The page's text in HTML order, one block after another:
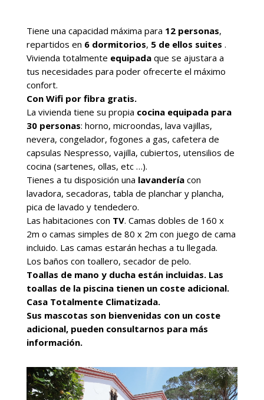
Tiene una capacidad máxima para 12 personas,
repartidos en 6 dormitorios, 5 de ellos suites .
Vivienda totalmente equipadaque se ajustara a
tus necesidades para poder ofrecerte el máximo
confort.
Con Wifi por fibra gratis.
La vivienda tiene su propia cocina equipada para
30 personas: horno, microondas, lava vajillas,
nevera, congelador, fogones a gas, cafetera de
capsulas Nespresso, vajilla, cubiertos, utensilios de
cocina (sartenes, ollas, etc …).
Tienes a tu disposición una lavanderíacon
lavadora, secadoras, tabla de planchar y plancha,
pica de lavado y tendedero.
Las habitaciones con TV. Camas dobles de 160 x
2m o camas simples de 80 x 2m con juego de cama
incluido. Las camas estarán hechas a tu llegada.
Los baños con toallero, secador de pelo.
Toallas de mano y ducha están incluidas. Las
toallas de la piscina tienen un coste adicional.
Casa Totalmente Climatizada.
Sus mascotas son bienvenidas con un coste
adicional, pueden consultarnos para más
información.